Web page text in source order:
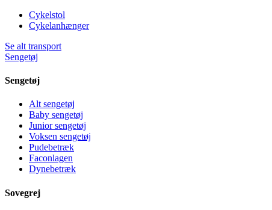
Cykelstol
Cykelanhænger
Se alt transport
Sengetøj
Sengetøj
Alt sengetøj
Baby sengetøj
Junior sengetøj
Voksen sengetøj
Pudebetræk
Faconlagen
Dynebetræk
Sovegrej